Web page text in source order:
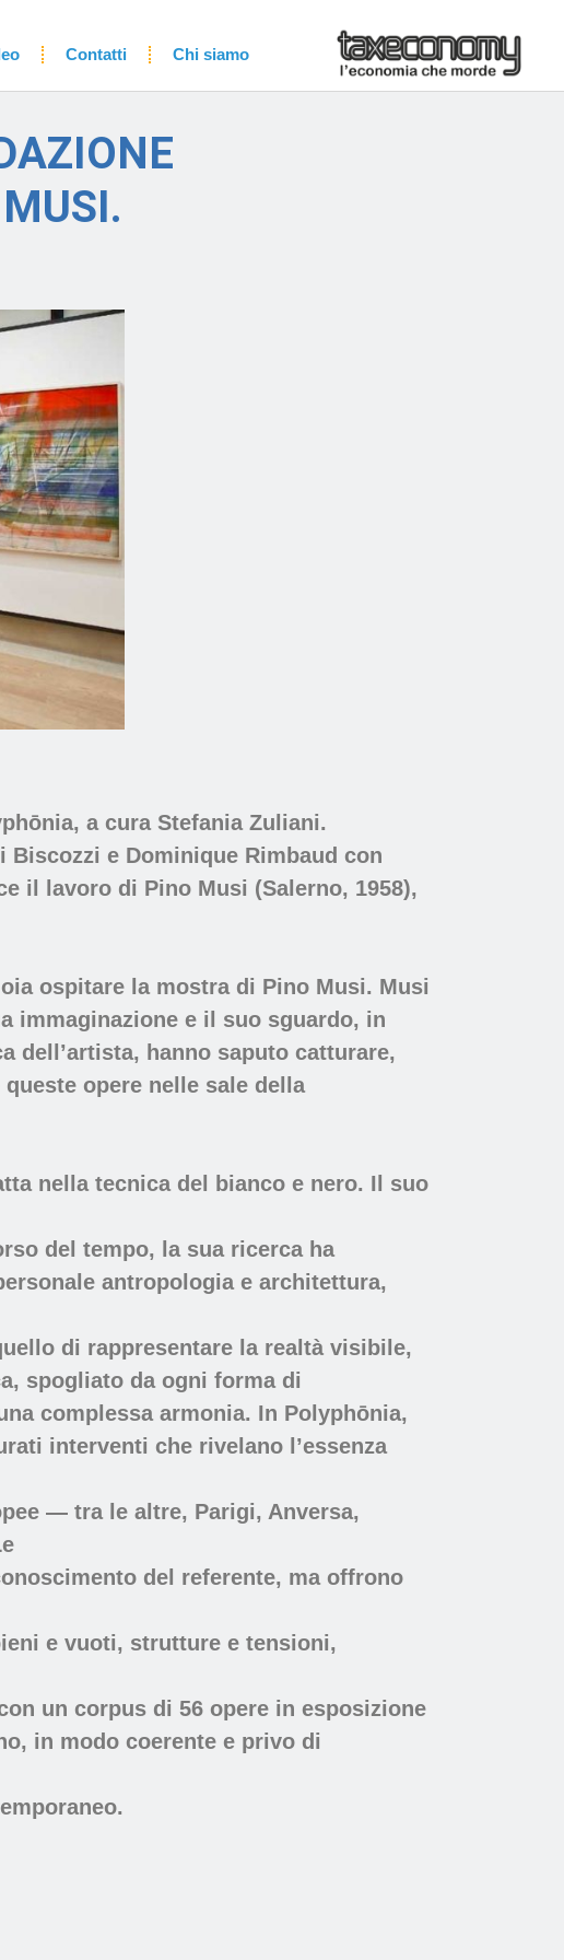
Contatti Chi siamo
a cura Stefania Zuliani.
e Dominique Rimbaud con
il lavoro di Pino Musi (Salerno, 1958),
ospitare la mostra di Pino Musi. Musi
immaginazione e il suo sguardo, in
dell’artista, hanno saputo catturare,
opere nelle sale della
nella tecnica del bianco e nero. Il suo
del tempo, la sua ricerca ha
antropologia e architettura,
di rappresentare la realtà visibile,
spogliato da ogni forma di
complessa armonia. In Polyphōnia,
interventi che rivelano l’essenza
— tra le altre, Parigi, Anversa,
del referente, ma offrono
e vuoti, strutture e tensioni,
un corpus di 56 opere in esposizione
in modo coerente e privo di